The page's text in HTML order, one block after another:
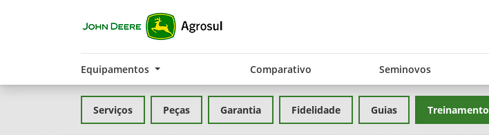
Equipamentos Comparativo Seminovos
Serviços Peças Garantia Fidelidade Guias Treinamento